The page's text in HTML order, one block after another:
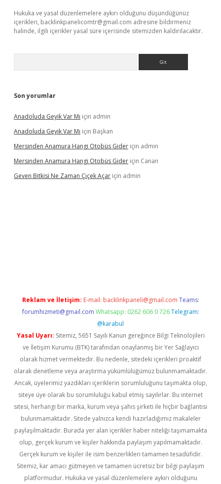
Hukuka ve yasal düzenlemelere aykırı olduğunu düşündüğünüz
içerikleri, backlinkpanelicomtr@gmail.com adresine bildirmeniz
halinde, ilgili içerikler yasal süre içerisinde sitemizden kaldırılacaktır.
Son yorumlar
Anadoluda Geyik Var Mı için admin
Anadoluda Geyik Var Mı için Başkan
Mersinden Anamura Hangi Otobüs Gider için admin
Mersinden Anamura Hangi Otobüs Gider için Canan
Geven Bitkisi Ne Zaman Çiçek Açar için admin
Reklam ve İletişim: E-mail: backlinkpaneli@gmail.com Teams:
forumhizmeti@gmail.com Whatsapp: 0262 606 0 726 Telegram:
@karabul
Yasal Uyarı: Sitemiz, 5651 Sayılı Kanun gereğince Bilgi Teknolojileri
ve İletişim Kurumu (BTK) tarafından onaylanmış bir Yer Sağlayıcı
olarak hizmet vermektedir. Bu nedenle, sitedeki içerikleri proaktif
olarak denetleme veya araştırma yükümlülüğümüz bulunmamaktadır.
Ancak, üyelerimiz yazdıkları içeriklerin sorumluluğunu taşımakta olup,
siteye üye olarak bu sorumluluğu kabul etmiş sayılırlar. Bu internet
sitesi, herhangi bir marka, kurum veya şahıs şirketi ile hiçbir bağlantısı
bulunmamaktadır. Sitede yalnızca kendi hazırladığımız makaleler
paylaşılmaktadır. Burada yer alan içerikler haber niteliği taşımamakta
olup, gerçek kurum ve kişiler hakkında paylaşım yapılmamaktadır.
Gerçek kurum ve kişiler ile isim benzerlikleri tamamen tesadüfidir.
Sitemiz, kar amacı gütmeyen ve tamamen ücretsiz bir bilgi paylaşım
platformudur. Hukuka ve yasal düzenlemelere aykırı olduğunu